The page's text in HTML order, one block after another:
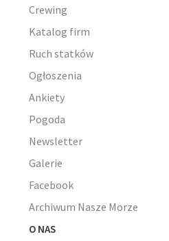
Crewing
Katalog firm
Ruch statków
Ogłoszenia
Ankiety
Pogoda
Newsletter
Galerie
Facebook
Archiwum Nasze Morze
O NAS